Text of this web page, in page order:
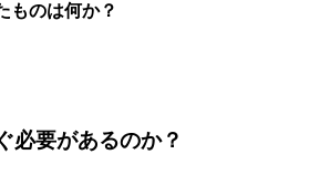
ものは何か？
必要があるのか？